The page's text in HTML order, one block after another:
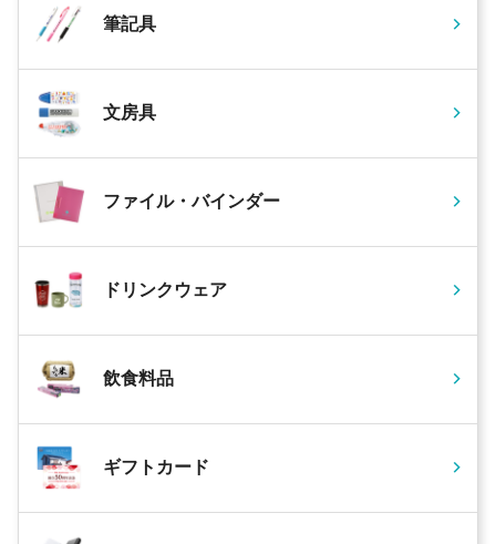
筆記具
文房具
ファイル・バインダー
ドリンクウェア
飲食料品
ギフトカード